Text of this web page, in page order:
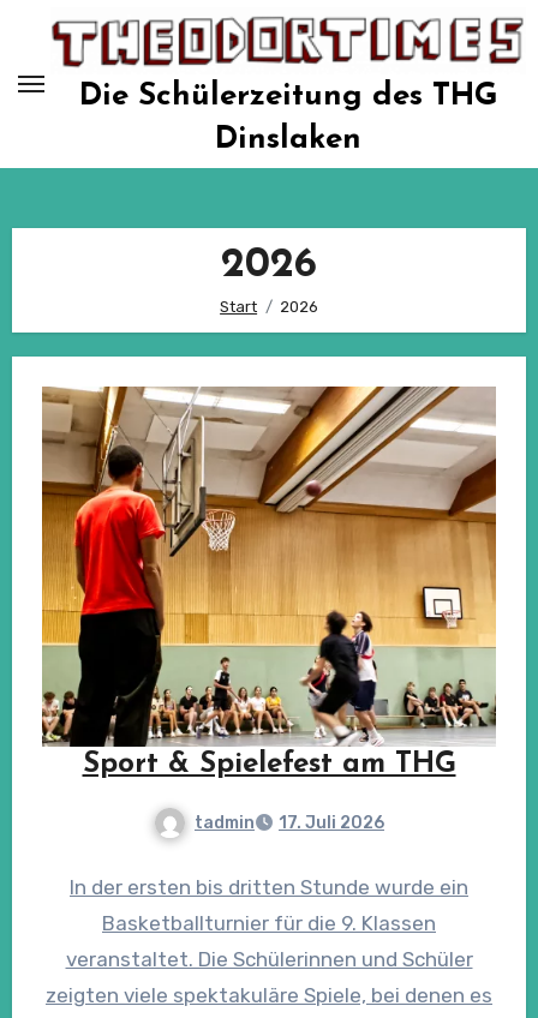
springen
Die Schülerzeitung des THG
Dinslaken
2026
Start 2026
Sport & Spielefest am THG
tadmin 17. Juli 2026
In der ersten bis dritten Stunde wurde ein
Basketballturnier für die 9. Klassen
veranstaltet. Die Schülerinnen und Schüler
zeigten viele spektakuläre Spiele, bei denen es